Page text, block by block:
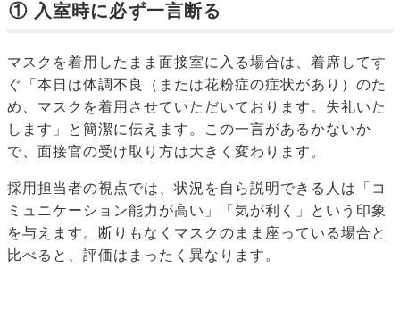
① 入室時に必ず一言断る
マスクを着用したまま面接室に入る場合は、着席してす
ぐ「本日は体調不良（または花粉症の症状があり）のた
め、マスクを着用させていただいております。失礼いた
します」と簡潔に伝えます。この一言があるかないか
で、面接官の受け取り方は大きく変わります。
採用担当者の視点では、状況を自ら説明できる人は「コ
ミュニケーション能力が高い」「気が利く」という印象
を与えます。断りもなくマスクのまま座っている場合と
比べると、評価はまったく異なります。